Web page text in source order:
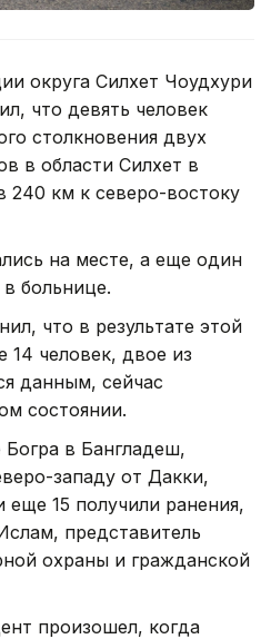
округа Силхет Чоудхури
что девять человек
столкновения двух
в области Силхет в
240 км к северо-востоку
на месте, а еще один
больнице.
что в результате этой
14 человек, двое из
данным, сейчас
состоянии.
в Бангладеш,
западу от Дакки,
еще 15 получили ранения,
представитель
охраны и гражданской
произошел, когда